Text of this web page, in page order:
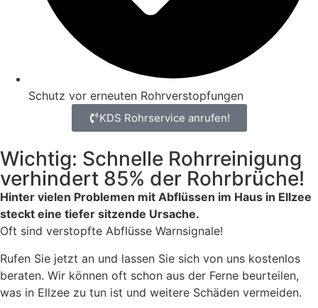
Schutz vor erneuten Rohrverstopfungen
KDS Rohrservice anrufen!
Wichtig: Schnelle Rohrreinigung
verhindert 85% der Rohrbrüche!
Hinter vielen Problemen mit Abflüssen im Haus in Ellzee
steckt eine tiefer sitzende Ursache.
Oft sind verstopfte Abflüsse Warnsignale!
Rufen Sie jetzt an und lassen Sie sich von uns kostenlos
beraten. Wir können oft schon aus der Ferne beurteilen,
was in Ellzee zu tun ist und weitere Schäden vermeiden.